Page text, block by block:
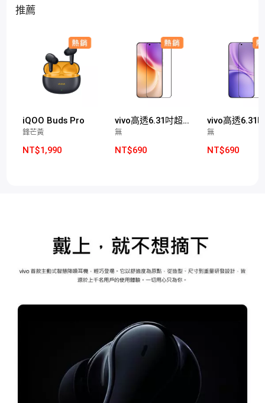
推薦
iQOO Buds Pro
鋒芒黃
NT$1,990
vivo高透6.31吋超聲波玻璃保護膜(X300適用)
無
NT$690
無
NT$690